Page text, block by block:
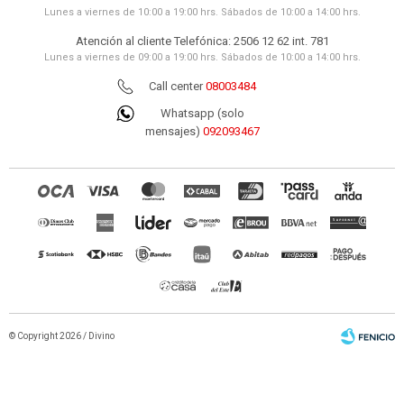
Lunes a viernes de 10:00 a 19:00 hrs. Sábados de 10:00 a 14:00 hrs.
Atención al cliente Telefónica: 2506 12 62 int. 781
Lunes a viernes de 09:00 a 19:00 hrs. Sábados de 10:00 a 14:00 hrs.
Call center08003484
Whatsapp (solo
mensajes) 092093467
© Copyright 2026 / Divino